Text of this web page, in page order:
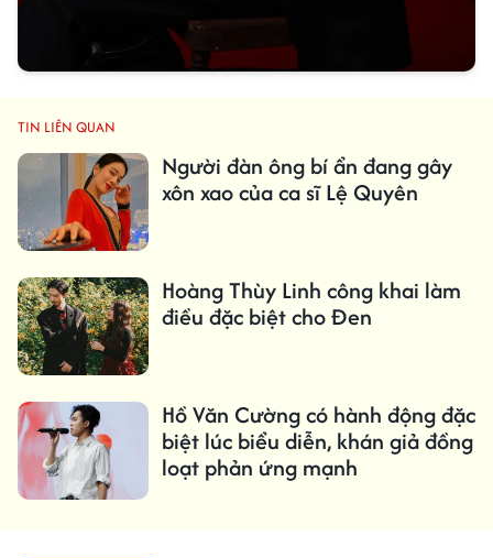
TIN LIÊN QUAN
Người đàn ông bí ẩn đang gây
xôn xao của ca sĩ Lệ Quyên
Hoàng Thùy Linh công khai làm
điều đặc biệt cho Đen
Hồ Văn Cường có hành động đặc
biệt lúc biểu diễn, khán giả đồng
loạt phản ứng mạnh